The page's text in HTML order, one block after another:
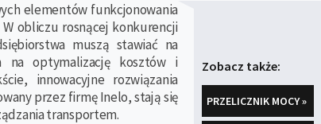
Zobacz także:
PRZELICZNIK MOCY »
elementów funkcjonowania
obliczu rosnącej konkurencji
muszą stawiać na
na optymalizację kosztów i
innowacyjne rozwiązania
przez firmę Inelo, stają się
transportem.